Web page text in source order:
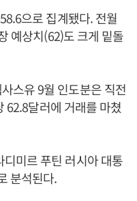
으로 집계됐다. 전월
예상치(62)도 크게 밑돌
스유 9월 인도분은 직전
62.8달러에 거래를 마쳤
미르 푸틴 러시아 대통
분석된다.